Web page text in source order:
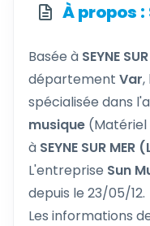
À propos
Basée à SEYNE
département Var,
spécialisée dans
musique (Matériel
à SEYNE SUR MER
L'entreprise Sun
depuis le 23/05/12.
Les informations